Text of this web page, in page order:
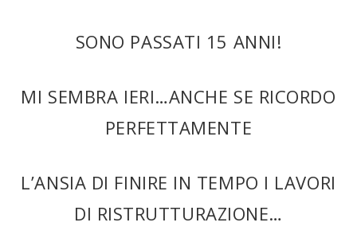
SONO PASSATI 15 ANNI!
MI SEMBRA IERI…ANCHE SE RICORDO
PERFETTAMENTE
L’ANSIA DI FINIRE IN TEMPO I LAVORI
DI RISTRUTTURAZIONE…